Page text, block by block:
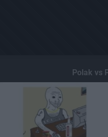
Polak vs